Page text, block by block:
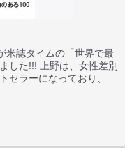
米誌タイムの「世界で最
した!!! 上野は、女性差別
セラーになっており、